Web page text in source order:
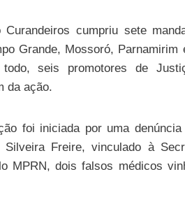
Curandeiros cumpriu sete
Grande, Mossoró,
todo, seis promotores de
da ação.
foi iniciada por uma
Silveira Freire, vinculado à
MPRN, dois falsos médicos